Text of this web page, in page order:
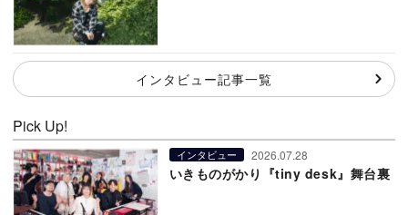
インタビュー記事一覧
Pick Up!
インタビュー 2026.07.28
いきものがかり『tiny desk』舞台裏